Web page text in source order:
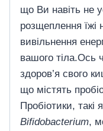
що Ви навіть не
розщеплення їжі
вивільнення
вашого тіла.Ось
здоров’я свого
що містять
Пробіотики, такі
Bifidobacterium,